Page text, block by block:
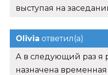
выступая на
Olivia ответил(а)
А в следующий раз я
назначена